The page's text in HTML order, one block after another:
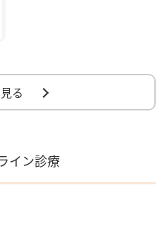
る
イン診療